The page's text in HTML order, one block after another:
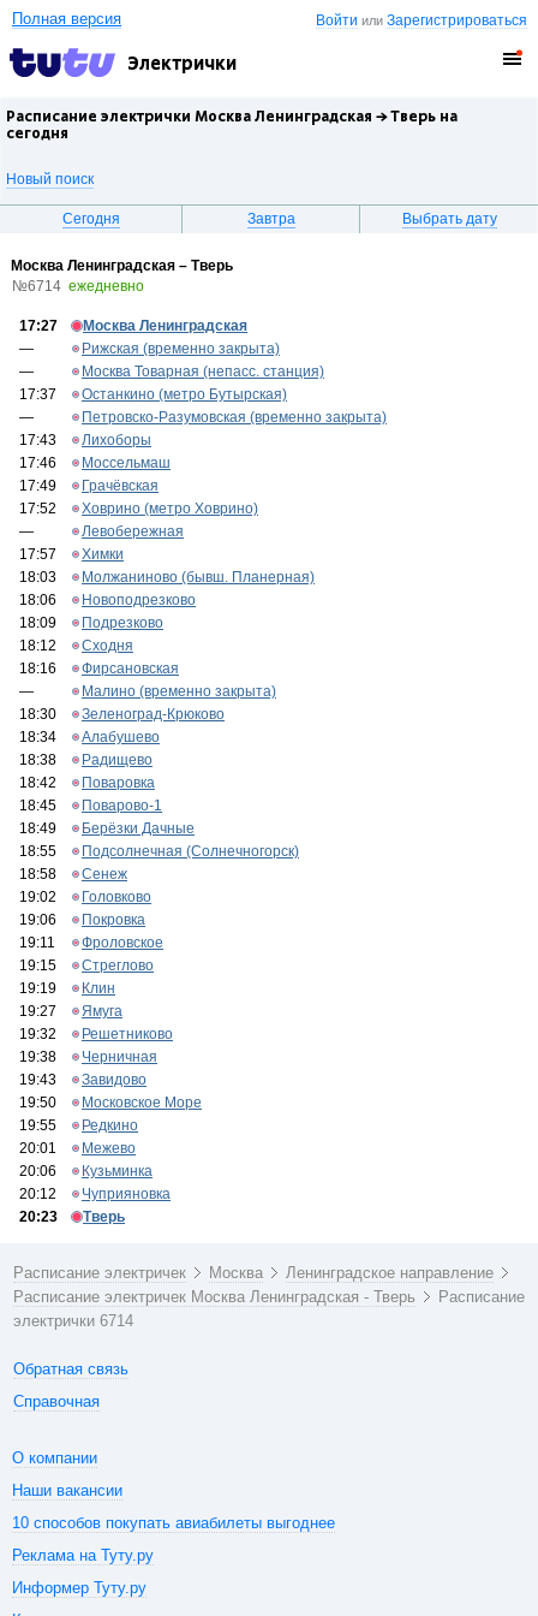
Войти илиЗарегистрироваться
Полная версия
Электрички
Расписание электрички Москва Ленинградская →Тверь на
сегодня
Новый поиск
Сегодня Завтра Выбрать дату
Москва Ленинградская – Тверь
№6714 ежедневно
17:27
Москва Ленинградская
—
Рижская (временно закрыта)
—
Москва Товарная (непасс. станция)
17:37
Останкино (метро Бутырская)
—
Петровско-Разумовская (временно закрыта)
17:43
Лихоборы
17:46
Моссельмаш
17:49
Грачёвская
17:52
Ховрино (метро Ховрино)
—
Левобережная
17:57
Химки
18:03
Молжаниново (бывш. Планерная)
18:06
Новоподрезково
18:09
Подрезково
18:12
Сходня
18:16
Фирсановская
—
Малино (временно закрыта)
18:30
Зеленоград-Крюково
18:34
Алабушево
18:38
Радищево
18:42
Поваровка
18:45
Поварово-1
18:49
Берёзки Дачные
18:55
Подсолнечная (Солнечногорск)
18:58
Сенеж
19:02
Головково
19:06
Покровка
19:11
Фроловское
19:15
Стреглово
19:19
Клин
19:27
Ямуга
19:32
Решетниково
19:38
Черничная
19:43
Завидово
19:50
Московское Море
19:55
Редкино
20:01
Межево
20:06
Кузьминка
20:12
Чуприяновка
20:23
Тверь
Расписание электричек Москва
Ленинградское направление
Расписание электричек Москва Ленинградская - Тверь
Расписание
электрички 6714
Обратная связь
Справочная
О компании
Наши вакансии
10 способов покупать авиабилеты выгоднее
Реклама на Туту.ру
Информер Туту.ру